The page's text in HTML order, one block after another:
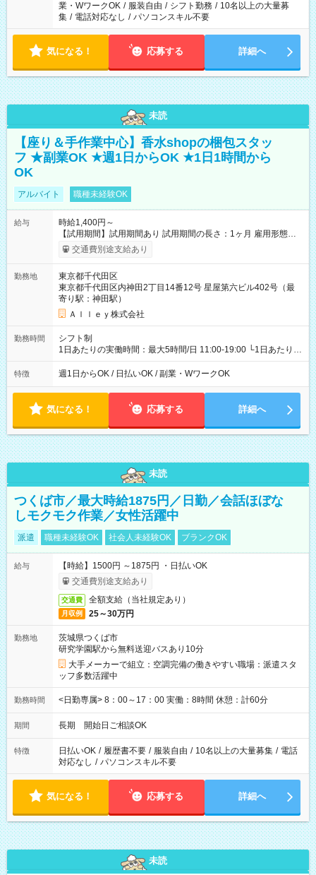
業・WワークOK / 服装自由 / シフト勤務 / 10名以上の大量募
集 / 電話対応なし / パソコンスキル不要
気になる！ 応募する 詳細へ
未読
【座り＆手作業中心】香水shopの梱包スタッ
フ ★副業OK ★週1日からOK ★1日1時間から
OK
アルバイト 職種未経験OK
給与
時給1,400円～
【試用期間】試用期間あり 試用期間の長さ：1ヶ月 雇用形態、
給与は本採用時と同じです。
交通費別途支給あり
勤務地
東京都千代田区
東京都千代田区内神田2丁目14番12号 星屋第六ビル402号（最
寄り駅：神田駅）
Ａｌｌｅｙ株式会社
勤務時間
シフト制
1日あたりの実働時間：最大5時間/日 11:00-19:00 └1日あたりの
実働時間：1-5時間 └上記の時間帯内であれば、いつでも勤務可
能！ └平日・土曜日の中で、お好きな曜日でご勤務いただけま
18:00 などのように、自由な働き方が可能なお仕事です！
特徴 週1日からOK / 日払いOK / 副業・WワークOK
気になる！ 応募する 詳細へ
未読
つくば市／最大時給1875円／日勤／会話ほぼな
しモクモク作業／女性活躍中
派遣 職種未経験OK 社会人未経験OK ブランクOK
給与
【時給】1500円 ～1875円 ・日払いOK
交通費別途支給あり
交通費 全額支給（当社規定あり）
月収例 25～30万円
勤務地
茨城県つくば市
研究学園駅から無料送迎バスあり10分
大手メーカーで組立：空調完備の働きやすい職場：派遣スタ
ッフ多数活躍中
勤務時間 <日勤専属> 8：00～17：00 実働：8時間 休憩：計60分
期間 長期 開始日ご相談OK
特徴 日払いOK / 履歴書不要 / 服装自由 / 10名以上の大量募集 / 電話
対応なし / パソコンスキル不要
気になる！ 応募する 詳細へ
未読